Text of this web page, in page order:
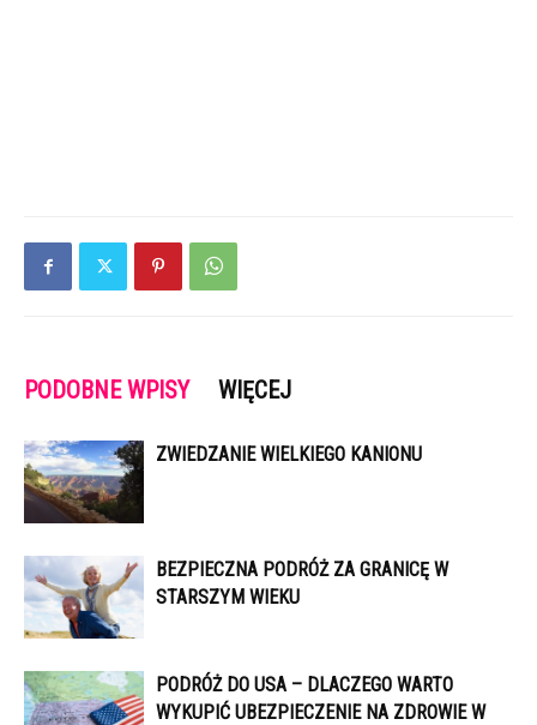
PODOBNE WPISY WIĘCEJ
ZWIEDZANIE WIELKIEGO KANIONU
BEZPIECZNA PODRÓŻ ZA GRANICĘ W
STARSZYM WIEKU
PODRÓŻ DO USA – DLACZEGO WARTO
WYKUPIĆ UBEZPIECZENIE NA ZDROWIE W